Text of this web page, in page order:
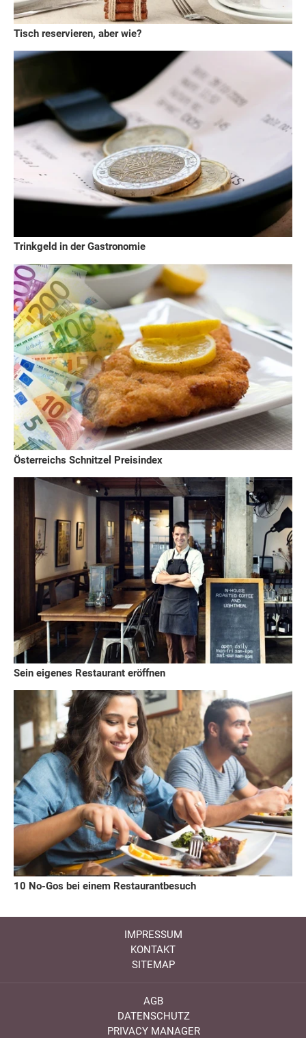
Tisch reservieren, aber wie?
Trinkgeld in der Gastronomie
Österreichs Schnitzel Preisindex
Sein eigenes Restaurant eröffnen
10 No-Gos bei einem Restaurantbesuch
IMPRESSUM
KONTAKT
SITEMAP
AGB
DATENSCHUTZ
PRIVACY MANAGER